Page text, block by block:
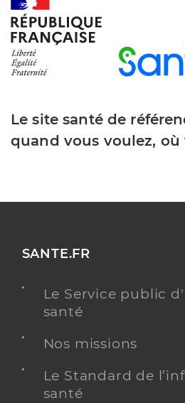
Le site santé de
quand vous voulez, où
SANTE.FR
Le Service public
santé
Nos missions
Le Standard de
santé